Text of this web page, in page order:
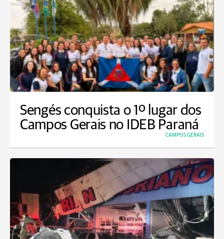
Sengés conquista o 1º lugar dos
Campos Gerais no IDEB Paraná
CAMPOS GERAIS